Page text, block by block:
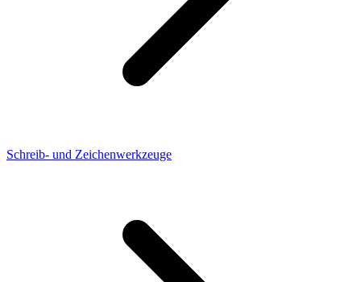
Schreib- und Zeichenwerkzeuge